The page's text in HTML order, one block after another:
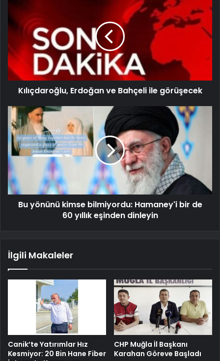
Kılıçdaroğlu, Erdoğan ve Bahçeli ile görüşecek
Bu yönünü kimse bilmiyordu: Hamaney'i bir de
60 yıllık eşinden dinleyin
İlgili Makaleler
Canik’te Yatırımlar Hız
Kesmiyor: 20 Bin Hane Fiber
CHP Muğla İl Başkanı
Karahan Göreve Başladı